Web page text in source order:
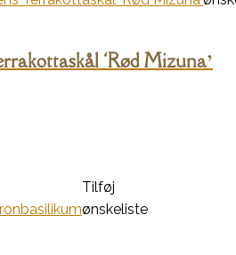
‘Rød Mizuna’
Tilføj
ønskeliste